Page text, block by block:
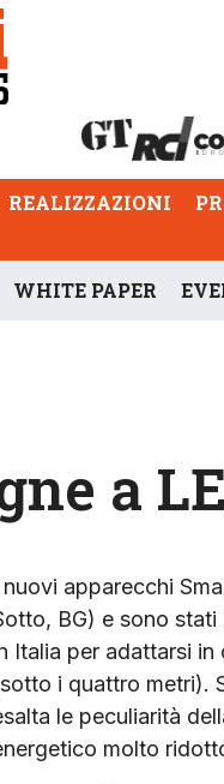
REALIZZAZIONI
WHITE PAPER
a
nuovi apparecchi
BG) e sono
Italia per adattarsi
i quattro metri).
le peculiarità
molto